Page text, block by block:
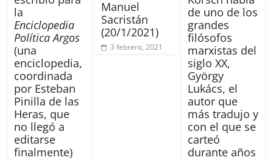
la
Enciclopedia
Política Argos
(una
enciclopedia,
coordinada
por Esteban
Pinilla de las
Heras, que
no llegó a
editarse
finalmente)
Manuel
Sacristán
(20/1/2021)
3 febrero, 2021
de uno de los
grandes
filósofos
marxistas del
siglo XX,
György
Lukács, el
autor que
más tradujo y
con el que se
carteó
durante años